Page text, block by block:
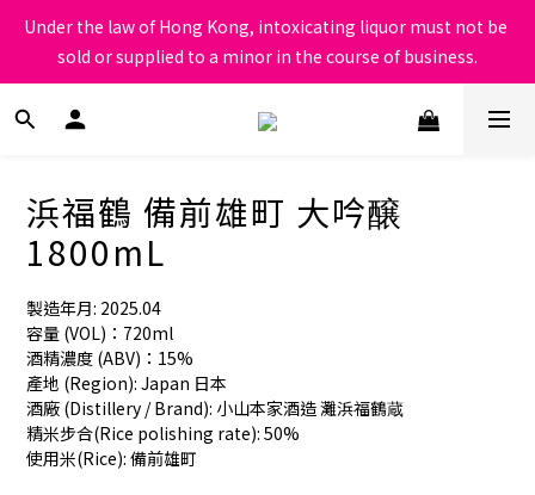
根據香港法律，不得在業務過程中，向未成年人售賣或供應令人醺
醉的酒類
Under the law of Hong Kong, intoxicating liquor must not be
sold or supplied to a minor in the course of business.
根據香港法律，不得在業務過程中，向未成年人售賣或供應令人醺
浜福鶴 備前雄町 大吟醸
1800mL
製造年月: 2025.04
容量 (VOL)：720ml
酒精濃度 (ABV)：15%
產地 (Region): Japan 日本
酒廠 (Distillery / Brand): 小山本家酒造 灘浜福鶴蔵
精米步合(Rice polishing rate): 50%
使用米(Rice): 備前雄町